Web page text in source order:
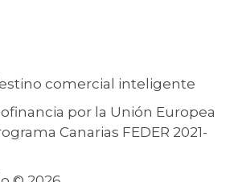
comercial inteligente
por la Unión Europea
Canarias FEDER 2021-